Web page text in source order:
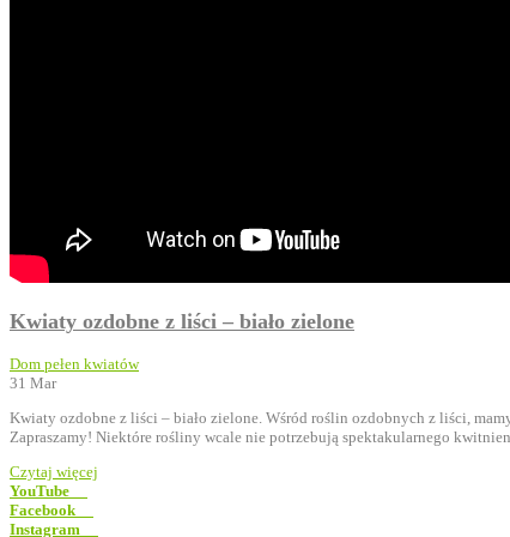
Kwiaty ozdobne z liści – biało zielone
Dom pełen kwiatów
31 Mar
Kwiaty ozdobne z liści – biało zielone. Wśród roślin ozdobnych z liści,
Zapraszamy! Niektóre rośliny wcale nie potrzebują spektakularnego
Czytaj więcej
YouTube
Facebook
Instagram